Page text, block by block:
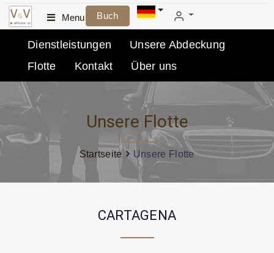
Menu Buch
Dienstleistungen
Unsere Abdeckung
Flotte
Kontakt Über uns
Unsere Flotte
Startseite Unsere Flotte
CARTAGENA